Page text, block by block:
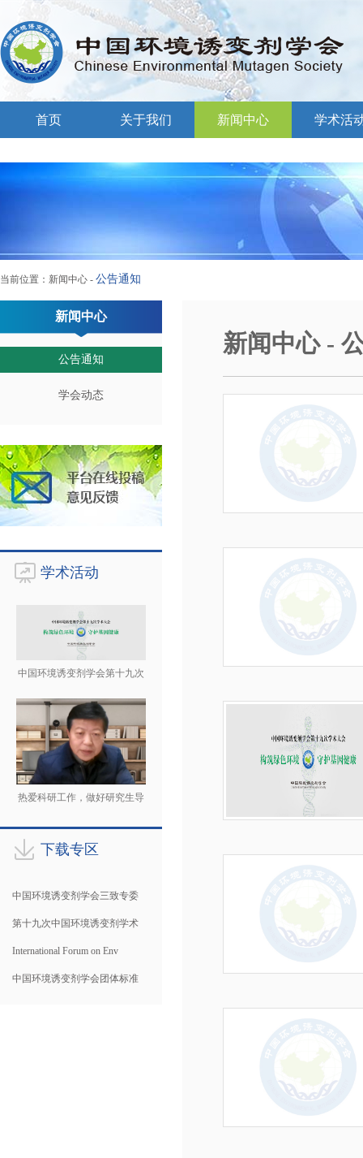
首页 关于我们 新闻中心 学术活
当前位置： 新闻中心 - 公告通知
新闻中心
公告通知
学会动态
学术活动
中国环境诱变剂学会第十九次
热爱科研工作，做好研究生导
下载专区
中国环境诱变剂学会三致专委
第十九次中国环境诱变剂学术
International Forum on Env
中国环境诱变剂学会团体标准
新闻中心 -